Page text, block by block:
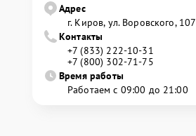
Адрес
г. Киров, ул. Воровского, 107
Контакты
+7 (833) 222-10-31
+7 (800) 302-71-75
Время работы
Работаем с 09:00 до 21:00